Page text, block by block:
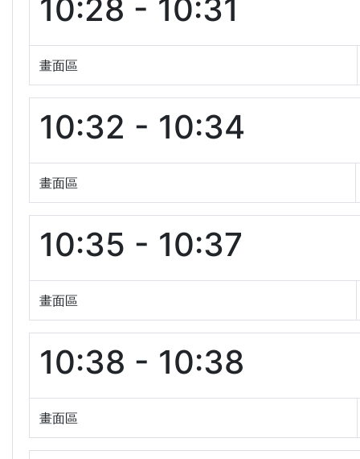
10:28 - 10:31
畫面區
10:32 - 10:34
畫面區
10:35 - 10:37
畫面區
10:38 - 10:38
畫面區